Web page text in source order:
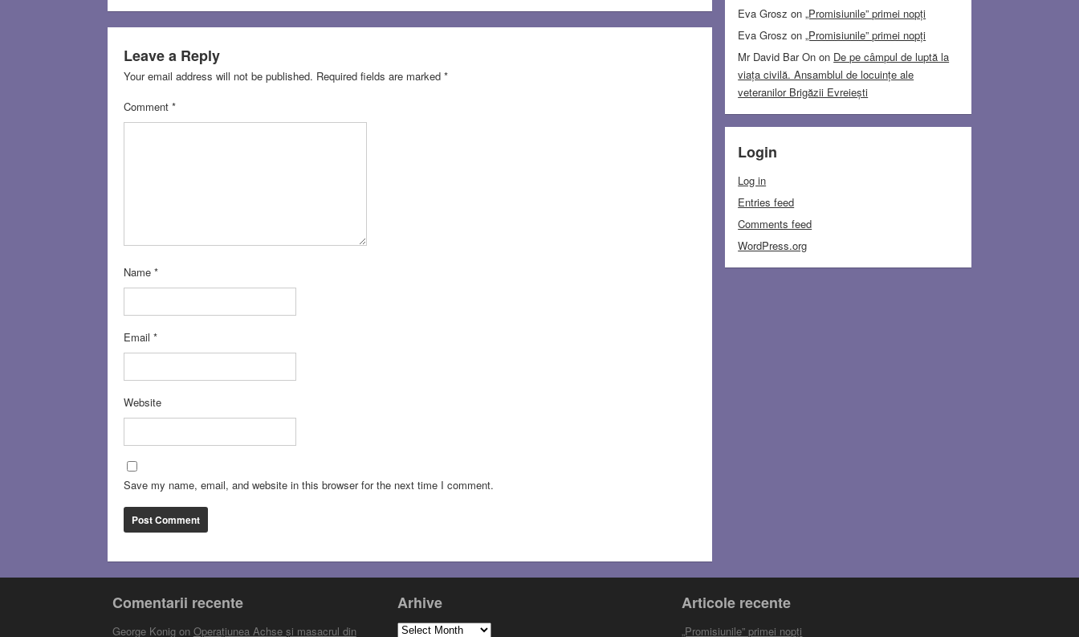
Leave a Reply
Your email address will not be published. Required fields are marked*
Comment*
Name*
Email*
Website
Save my name, email, and website in this browser for the next time I comment.
Eva Grosz on„Promisiunile” primei nopți
Eva Grosz on„Promisiunile” primei nopți
Mr David Bar On on De pe câmpul de luptă la
viața civilă. Ansamblul de locuințe ale
veteranilor Brigăzii Evreiești
Login
Log in
Entries feed
Comments feed
WordPress.org
Comentarii recente
George Konigon Operațiunea Achse și masacrul din
Arhive
Arhive
Articole recente
„Promisiunile” primei nopți